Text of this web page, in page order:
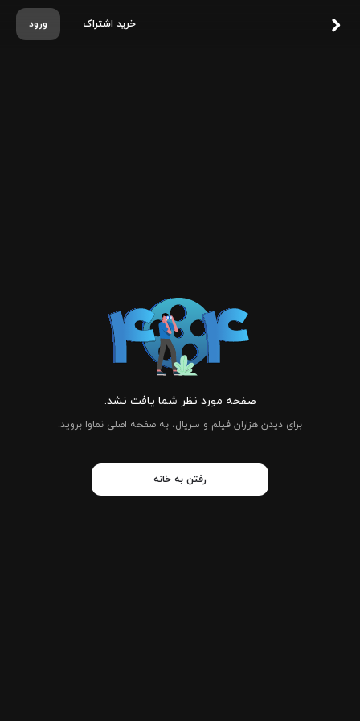
ورود خرید اشتراک
صفحه مورد نظر شما یافت نشد.
برای دیدن هزاران فیلم و سریال، به صفحه اصلی نماوا بروید.
رفتن به خانه